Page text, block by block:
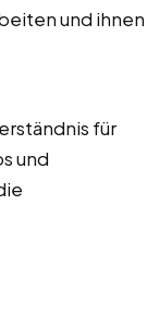
und ihnen
für
und